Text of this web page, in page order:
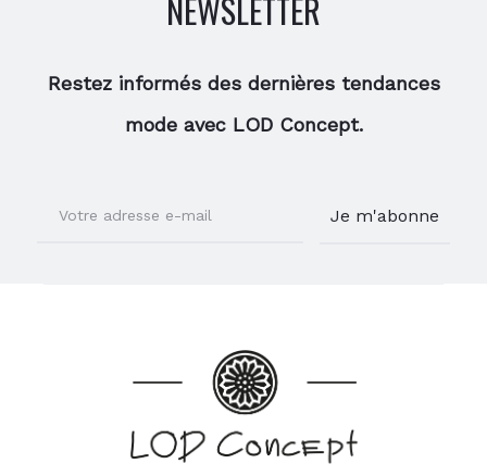
NEWSLETTER
Restez informés des dernières tendances
mode avec LOD Concept.